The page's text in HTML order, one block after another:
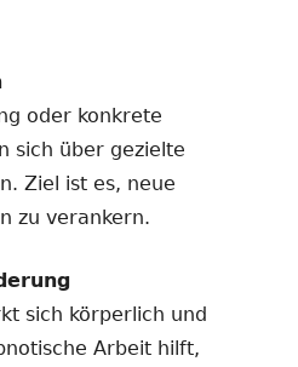
oder konkrete
sich über gezielte
Ziel ist es, neue
zu verankern.
sich körperlich und
Arbeit hilft,